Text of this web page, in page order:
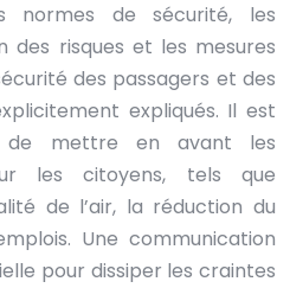
normes de sécurité, les
des risques et les mesures
des passagers et des
expliqués. Il est
de mettre en avant les
les citoyens, tels que
de l’air, la réduction du
Une communication
pour dissiper les craintes